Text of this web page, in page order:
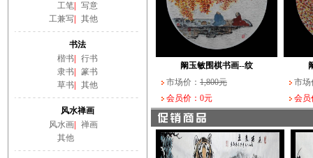
工笔|
写意
工兼写| 其他
书法
楷书
行书
隶书
篆书
草书
其他
风水禅画
风水画|
禅画
其他
阚玉敏围棋书画--纹
市场价： 1,800元
会员价：0元
市场
会员